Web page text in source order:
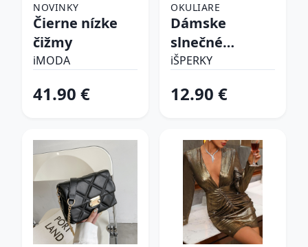
NOVINKY
Čierne nízke
čižmy
iMODA
41.90 €
OKULIARE
Dámske
slnečné
okuliare
iŠPERKY
12.90 €